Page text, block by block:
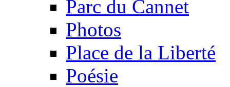
Parc du Cannet
Photos
Place de la Liberté
Poésie